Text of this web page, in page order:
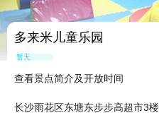
多来米儿童乐园
暂无点评
查看景点简介及开放时间
长沙雨花区东塘东步步高超市3楼